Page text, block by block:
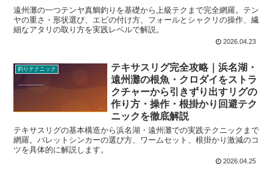
遠州灘の一つテンヤ真鯛釣りを基礎から上級テクまで完全網羅。テン
ヤの重さ・形状選び、エビの付け方、フォールとシャクリの操作、繊
細なアタリの取り方を実践レベルで解説。
2026.04.23
釣りテクニック
テキサスリグ完全攻略｜浜名湖・
遠州灘の根魚・クロダイをストラ
クチャーから引きずり出すリグの
作り方・操作・根掛かり回避テク
ニックを徹底解説
テキサスリグの基本構造から浜名湖・遠州灘での実践テクニックまで
網羅。バレットシンカーの選び方、ワームセット、根掛かり激減のコ
ツを具体的に解説します。
2026.04.25